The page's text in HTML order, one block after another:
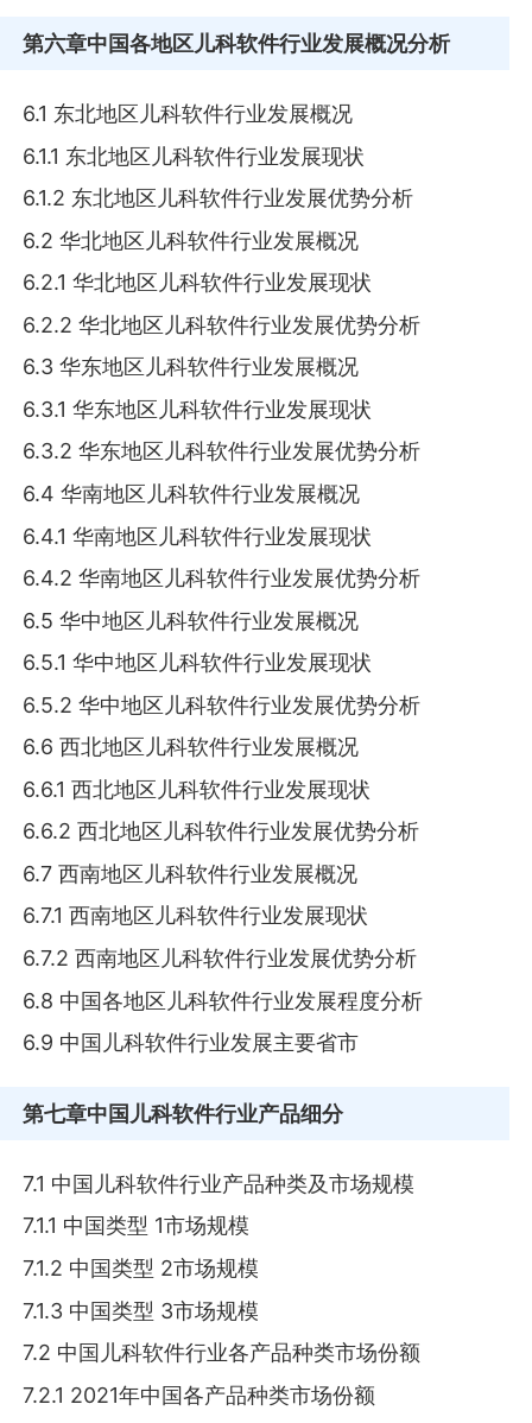
第六章中国各地区儿科软件行业发展概况分析
6.1 东北地区儿科软件行业发展概况
6.1.1 东北地区儿科软件行业发展现状
6.1.2 东北地区儿科软件行业发展优势分析
6.2 华北地区儿科软件行业发展概况
6.2.1 华北地区儿科软件行业发展现状
6.2.2 华北地区儿科软件行业发展优势分析
6.3 华东地区儿科软件行业发展概况
6.3.1 华东地区儿科软件行业发展现状
6.3.2 华东地区儿科软件行业发展优势分析
6.4 华南地区儿科软件行业发展概况
6.4.1 华南地区儿科软件行业发展现状
6.4.2 华南地区儿科软件行业发展优势分析
6.5 华中地区儿科软件行业发展概况
6.5.1 华中地区儿科软件行业发展现状
6.5.2 华中地区儿科软件行业发展优势分析
6.6 西北地区儿科软件行业发展概况
6.6.1 西北地区儿科软件行业发展现状
6.6.2 西北地区儿科软件行业发展优势分析
6.7 西南地区儿科软件行业发展概况
6.7.1 西南地区儿科软件行业发展现状
6.7.2 西南地区儿科软件行业发展优势分析
6.8 中国各地区儿科软件行业发展程度分析
6.9 中国儿科软件行业发展主要省市
第七章中国儿科软件行业产品细分
7.1 中国儿科软件行业产品种类及市场规模
7.1.1 中国类型 1市场规模
7.1.2 中国类型 2市场规模
7.1.3 中国类型 3市场规模
7.2 中国儿科软件行业各产品种类市场份额
7.2.1 2021年中国各产品种类市场份额